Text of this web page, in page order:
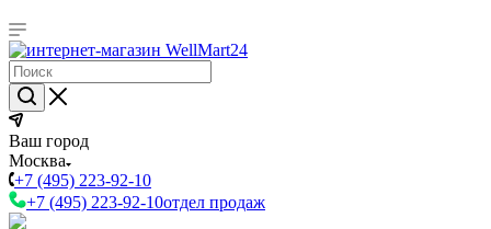
Ваш город
Москва
+7 (495) 223-92-10
+7 (495) 223-92-10отдел продаж